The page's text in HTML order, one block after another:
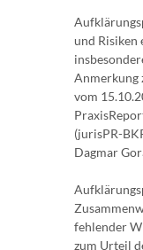
und Risiken
Anmerkung
vom
(jurisPR-
Dagmar
fehlender
zum Urteil